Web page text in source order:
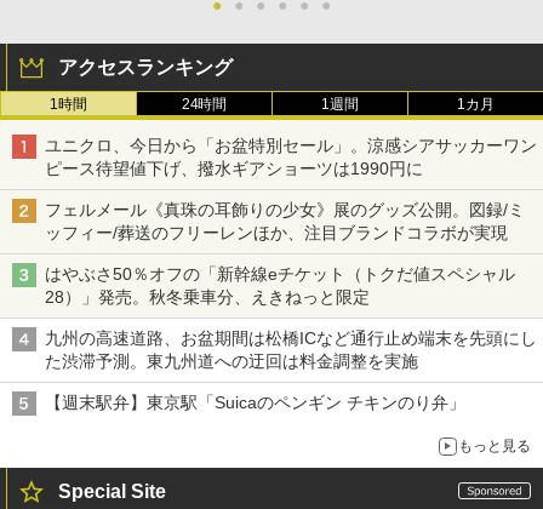
● ● ● ● ● ●
アクセスランキング
1時間 24時間 1週間 1カ月
ユニクロ、今日から「お盆特別セール」。涼感シアサッカーワン
ピース待望値下げ、撥水ギアショーツは1990円に
フェルメール《真珠の耳飾りの少女》展のグッズ公開。図録/ミ
ッフィー/葬送のフリーレンほか、注目ブランドコラボが実現
はやぶさ50％オフの「新幹線eチケット（トクだ値スペシャル
28）」発売。秋冬乗車分、えきねっと限定
九州の高速道路、お盆期間は松橋ICなど通行止め端末を先頭にし
た渋滞予測。東九州道への迂回は料金調整を実施
【週末駅弁】東京駅「Suicaのペンギン チキンのり弁」
もっと見る
Special Site